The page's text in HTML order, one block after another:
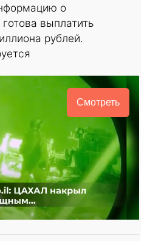
о
выплатить
рублей.
Смотреть